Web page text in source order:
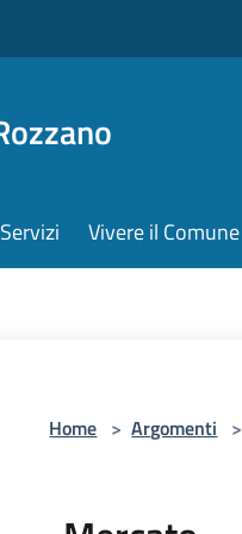
Servizi Vivere il Comune
Home > Argomenti >